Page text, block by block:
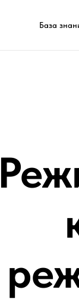
База